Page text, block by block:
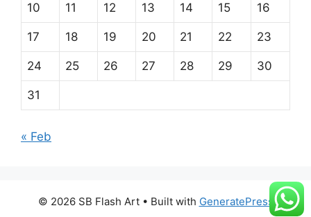
10 11 12 13 14 15 16
17 18 19 20 21 22 23
24 25 26 27 28 29 30
31
« Feb
© 2026 SB Flash Art• Built with GeneratePress